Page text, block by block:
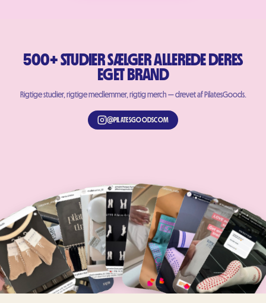
500+ STUDIER SÆLGER ALLEREDE DERES
EGET BRAND
Rigtige studier, rigtige medlemmer, rigtig merch — drevet af PilatesGoods.
@PILATESGOODSCOM